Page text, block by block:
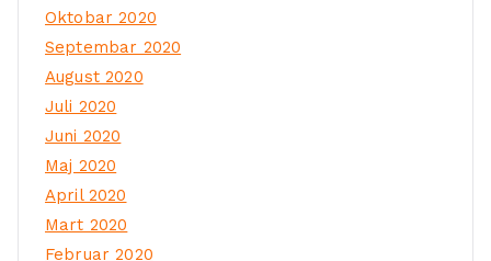
Oktobar 2020
Septembar 2020
August 2020
Juli 2020
Juni 2020
Maj 2020
April 2020
Mart 2020
Februar 2020